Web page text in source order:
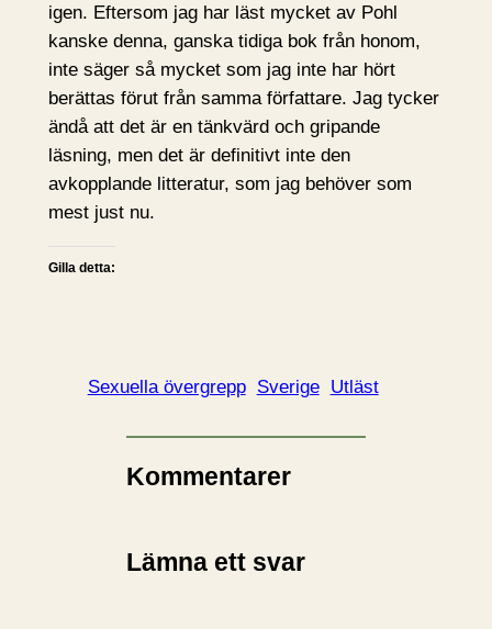
igen. Eftersom jag har läst mycket av Pohl
kanske denna, ganska tidiga bok från honom,
inte säger så mycket som jag inte har hört
berättas förut från samma författare. Jag tycker
ändå att det är en tänkvärd och gripande
läsning, men det är definitivt inte den
avkopplande litteratur, som jag behöver som
mest just nu.
Gilla detta:
Sexuella övergrepp Sverige Utläst
Kommentarer
Lämna ett svar